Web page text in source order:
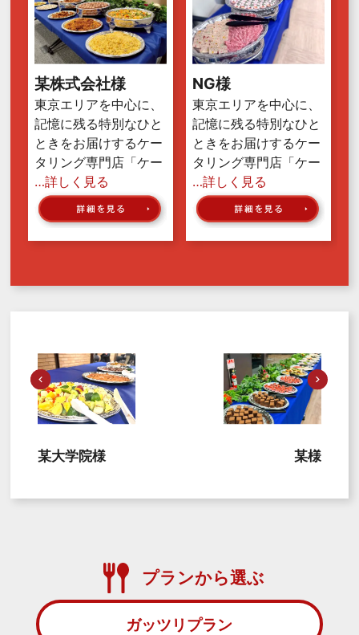
某株式会社様
東京エリアを中心に、
記憶に残る特別なひと
ときをお届けするケー
タリング専門店「ケー
…詳しく見る
NG様
東京エリアを中心に、
記憶に残る特別なひと
ときをお届けするケー
タリング専門店「ケー
…詳しく見る
某大学院様 某様
プランから選ぶ
ガッツリプラン